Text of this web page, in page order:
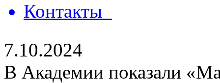
Контакты
7.10.2024
В Академии показали